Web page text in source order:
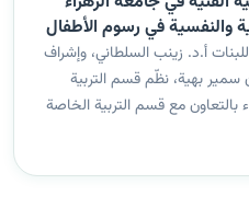
والنفسية في رسوم الأطفال
أ.د. زينب السلطاني، وإشراف
سمير بهية، نظّم قسم التربية
بالتعاون مع قسم التربية الخاصة
عنوان "المضامين التر...